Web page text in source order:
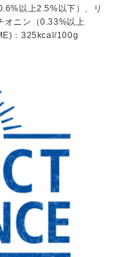
以上2.5%以下）、リ
オニン（0.33%以上
：325kcal/100g